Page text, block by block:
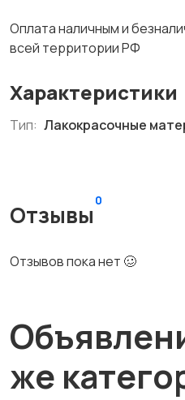
Оплата наличным и
всей территории РФ
Характеристики
Тип: Лакокрасочные
Отзывы
0
Отзывов пока нет 🥴
же